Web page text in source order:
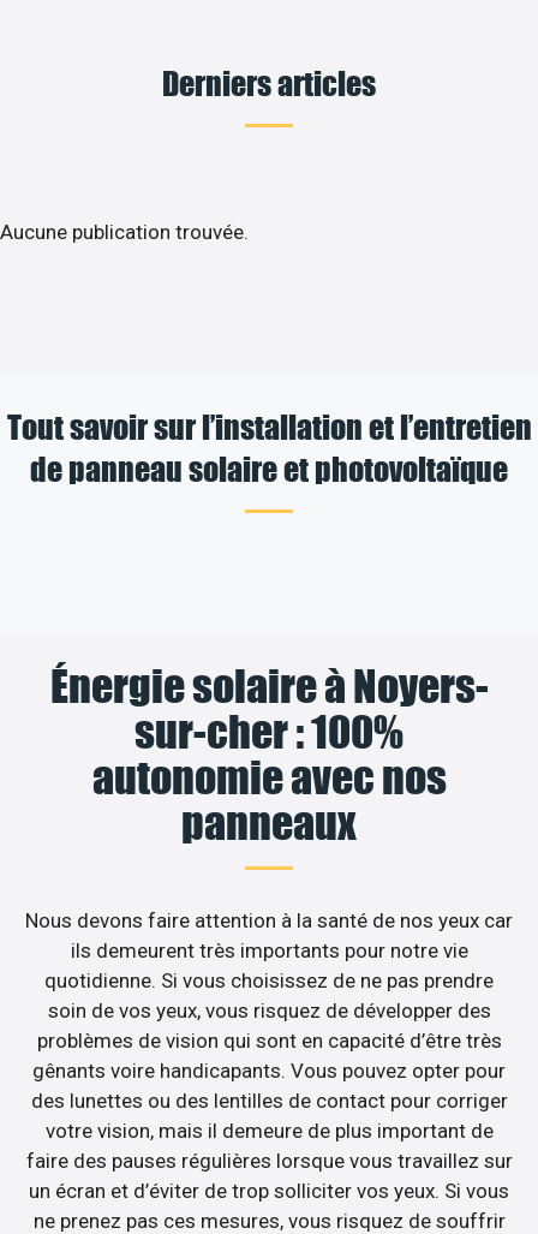
Derniers articles
Aucune publication trouvée.
Tout savoir sur l’installation et l’entretien
de panneau solaire et photovoltaïque
Énergie solaire à Noyers-
sur-cher : 100%
autonomie avec nos
panneaux
Nous devons faire attention à la santé de nos yeux car
ils demeurent très importants pour notre vie
quotidienne. Si vous choisissez de ne pas prendre
soin de vos yeux, vous risquez de développer des
problèmes de vision qui sont en capacité d’être très
gênants voire handicapants. Vous pouvez opter pour
des lunettes ou des lentilles de contact pour corriger
votre vision, mais il demeure de plus important de
faire des pauses régulières lorsque vous travaillez sur
un écran et d’éviter de trop solliciter vos yeux. Si vous
ne prenez pas ces mesures, vous risquez de souffrir